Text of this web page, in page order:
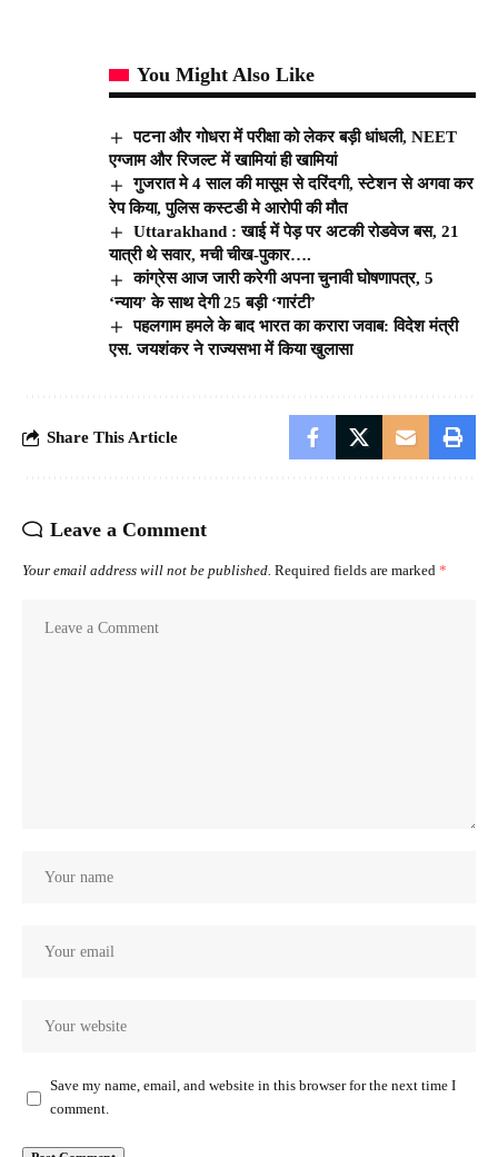
You Might Also Like
पटना और गोधरा में परीक्षा को लेकर बड़ी धांधली, NEET
एग्जाम और रिजल्ट में खामियां ही खामियां
गुजरात मे 4 साल की मासूम से दरिंदगी, स्‍टेशन से अगवा कर
रेप किया, पुलिस कस्‍टडी मे आरोपी की मौत
Uttarakhand : खाई में पेड़ पर अटकी रोडवेज बस, 21
यात्री थे सवार, मची चीख-पुकार….
कांग्रेस आज जारी करेगी अपना चुनावी घोषणापत्र, 5
‘न्याय’ के साथ देगी 25 बड़ी ‘गारंटी’
पहलगाम हमले के बाद भारत का करारा जवाब: विदेश मंत्री
एस. जयशंकर ने राज्यसभा में किया खुलासा
Share This Article
Leave a Comment
Your email address will not be published. Required fields are marked *
Save my name, email, and website in this browser for the next time I
comment.